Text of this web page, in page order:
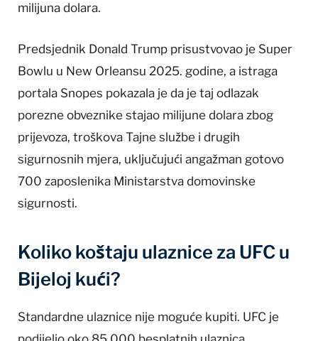
milijuna dolara.
Predsjednik Donald Trump prisustvovao je Super
Bowlu u New Orleansu 2025. godine, a istraga
portala Snopes pokazala je da je taj odlazak
porezne obveznike stajao milijune dolara zbog
prijevoza, troškova Tajne službe i drugih
sigurnosnih mjera, uključujući angažman gotovo
700 zaposlenika Ministarstva domovinske
sigurnosti.
Koliko koštaju ulaznice za UFC u
Bijeloj kući?
Standardne ulaznice nije moguće kupiti. UFC je